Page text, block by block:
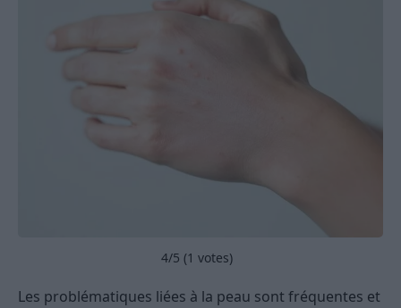
4/5 (1 votes)
Les problématiques liées à la peau sont fréquentes et